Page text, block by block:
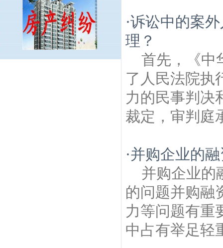
·诉讼中的案
理？
首先，《中
了人民法院执
力的民事判决
裁定，审判庭
·并购企业的
并购企业的
的问题并购融
力等问题有重
中占有举足轻